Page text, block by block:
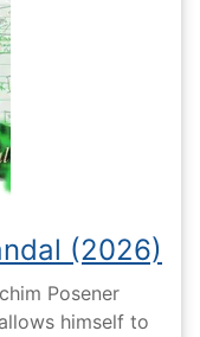
(2026)
Posener
himself to